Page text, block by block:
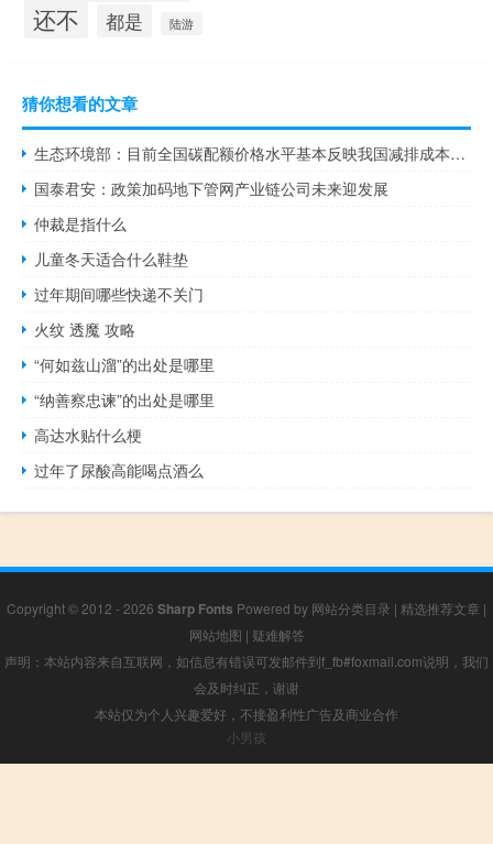
还不 都是 陆游
猜你想看的文章
生态环境部：目前全国碳配额价格水平基本反映我国减排成本符合中国当前实际
国泰君安：政策加码地下管网产业链公司未来迎发展
仲裁是指什么
儿童冬天适合什么鞋垫
过年期间哪些快递不关门
火纹 透魔 攻略
“何如兹山溜”的出处是哪里
“纳善察忠谏”的出处是哪里
高达水贴什么梗
过年了尿酸高能喝点酒么
Copyright © 2012 - 2026 Sharp Fonts Powered by 网站分类目录 | 精选推荐文章 |
网站地图 | 疑难解答
声明：本站内容来自互联网，如信息有错误可发邮件到f_fb#foxmail.com说明，我们
会及时纠正，谢谢
本站仅为个人兴趣爱好，不接盈利性广告及商业合作
小男孩